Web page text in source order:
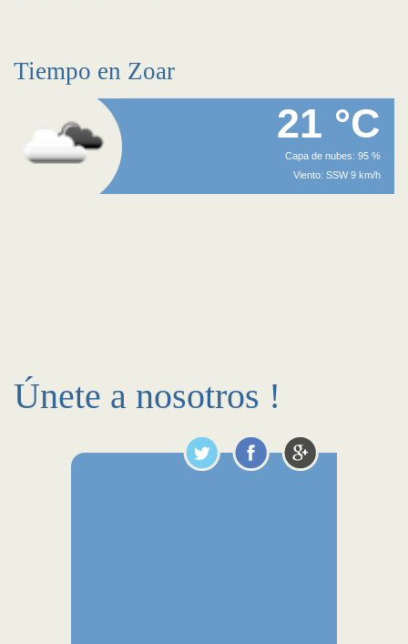
Tiempo en Zoar
21 °C
Capa de nubes: 95 %
Viento: SSW 9 km/h
Únete a nosotros !